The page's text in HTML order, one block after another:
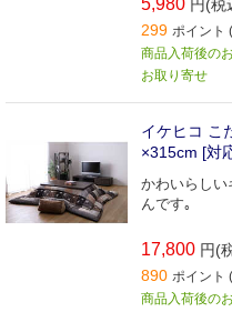
5,980 円(税
299 ポイント
商品入荷後の
お取り寄せ
イケヒコ こ
×315cm [対
かわいらしい
んです｡
17,800 円(
890 ポイント
商品入荷後の